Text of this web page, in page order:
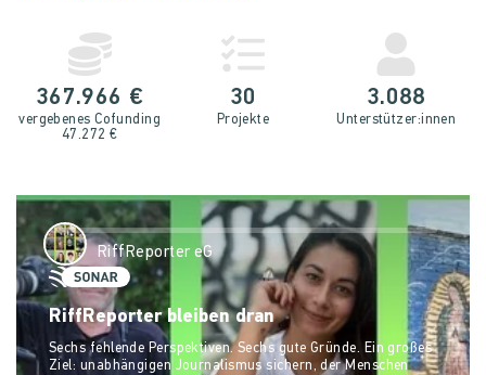
367.966 €
vergebenes Cofunding
47.272 €
30
Projekte
3.088
Unterstütz­er:innen
RiffReporter eG
RiffReporter bleiben dran
Sechs fehlende Perspektiven. Sechs gute Gründe. Ein großes
Ziel: unabhängigen Journalismus sichern, der Menschen